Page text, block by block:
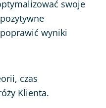
swoje
wyniki
czas
Klienta.